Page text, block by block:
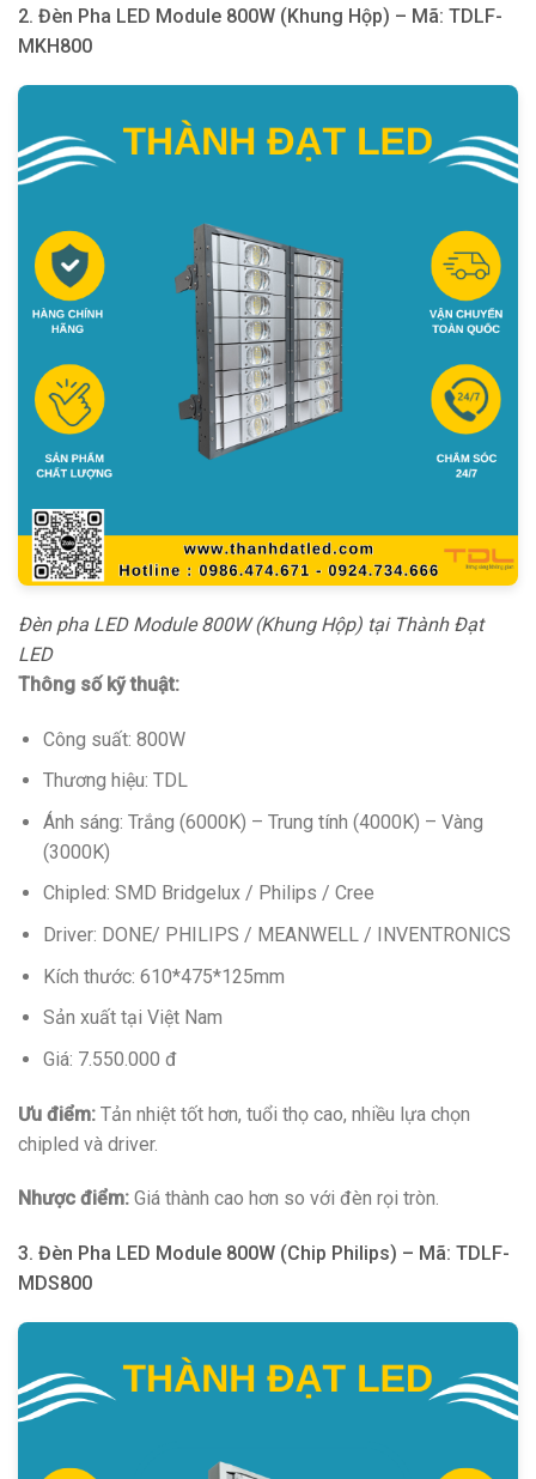
2. Đèn Pha LED Module 800W (Khung Hộp) – Mã: TDLF-
MKH800
Đèn pha LED Module 800W (Khung Hộp) tại Thành Đạt
LED
Thông số kỹ thuật:
Công suất: 800W
Thương hiệu: TDL
Ánh sáng: Trắng (6000K) – Trung tính (4000K) – Vàng
(3000K)
Chipled: SMD Bridgelux / Philips / Cree
Driver: DONE/ PHILIPS / MEANWELL / INVENTRONICS
Kích thước: 610*475*125mm
Sản xuất tại Việt Nam
Giá: 7.550.000 đ
Ưu điểm: Tản nhiệt tốt hơn, tuổi thọ cao, nhiều lựa chọn
chipled và driver.
Nhược điểm: Giá thành cao hơn so với đèn rọi tròn.
3. Đèn Pha LED Module 800W (Chip Philips) – Mã: TDLF-
MDS800